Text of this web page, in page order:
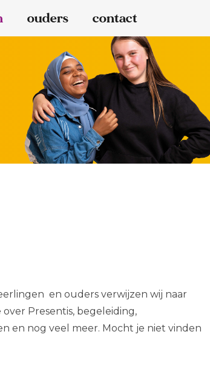
ouders contact
en ouders verwijzen wij naar
Presentis, begeleiding,
en nog veel meer. Mocht je niet vinden